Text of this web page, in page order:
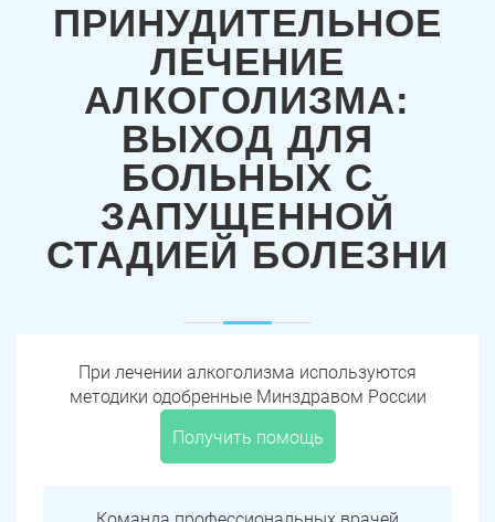
ПРИНУДИТЕЛЬНОЕ
ЛЕЧЕНИЕ
АЛКОГОЛИЗМА:
ВЫХОД ДЛЯ
БОЛЬНЫХ С
ЗАПУЩЕННОЙ
СТАДИЕЙ БОЛЕЗНИ
При лечении алкоголизма используются
методики одобренные Минздравом России
Получить помощь